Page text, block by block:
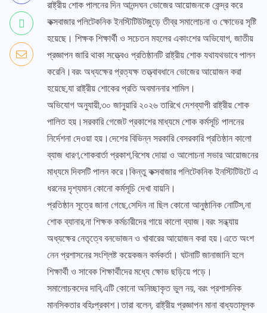
রাষ্ট্রীয় শোক পালনের দিন আনন্দঘন ভোজের আয়োজনকে কেন্দ্র করে
কক্সবাজার পলিটেকনিক ইনস্টিটিউটজুড়ে তীব্র সমালোচনা ও ক্ষোভের সৃষ্টি
হয়েছে। শিক্ষক শিক্ষার্থী ও সচেতন মহলের একাংশের অভিযোগ, জাতীয়
প্রজ্ঞাপন জারি থাকা সত্ত্বেও প্রতিষ্ঠানটি রাষ্ট্রীয় শোক যথাযথভাবে পালন
করেনি।বরং অধ্যক্ষের প্রত্যক্ষ তত্ত্বাবধানে ভোজের আয়োজন করা
হয়েছে,যা রাষ্ট্রীয় শোকের প্রতি অবমাননার শামিল।
অভিযোগ অনুযায়ী,৩০ জানুয়ারি ২০২৬ তারিখে দেশব্যাপী রাষ্ট্রীয় শোক
পালিত হয়।সরকারি গেজেট প্রকাশের মাধ্যমে শোক কর্মসূচি পালনের
নির্দেশনা দেওয়া হয়।দেশের বিভিন্ন সরকারি বেসরকারি প্রতিষ্ঠান কালো
ব্যাজ ধারণ,শোকবার্তা প্রকাশ,বিশেষ দোয়া ও আলোচনা সভার আয়োজনের
মাধ্যমে দিবসটি পালন করে।কিন্তু কক্সবাজার পলিটেকনিক ইনস্টিটিউটে এ
ধরনের দৃশ্যমান কোনো কর্মসূচি দেখা যায়নি।
প্রতিষ্ঠান সূত্রে জানা গেছে,সেদিন না ছিল কোনো আনুষ্ঠানিক নোটিস,না
শোক ব্যানার,না শিক্ষক কর্মচারীদের গায়ে কালো ব্যাজ।বরং সন্ধ্যায়
অধ্যক্ষের নেতৃত্বে বনভোজন ও খাবারের আয়োজন করা হয়।এতে অংশ
নেন প্রশাসনের সংশ্লিষ্ট কয়েকজন কর্মকর্তা। ঘটনাটি জানাজানি হলে
শিক্ষার্থী ও সাবেক শিক্ষার্থীদের মধ্যে ক্ষোভ ছড়িয়ে পড়ে।
সমালোচকদের দাবি,এটি কোনো অনিচ্ছাকৃত ভুল নয়, বরং প্রশাসনিক
মানসিকতার বহিঃপ্রকাশ।তারা বলেন, রাষ্ট্রীয় প্রজ্ঞাপন মানা বাধ্যতামূলক